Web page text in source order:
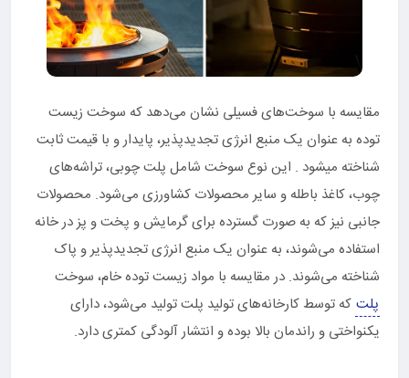
مقایسه با سوخت‌های فسیلی نشان می‌دهد که سوخت زیست
توده به عنوان یک منبع انرژی تجدیدپذیر، پایدار و با قیمت ثابت
شناخته میشود . این نوع سوخت شامل پلت‌ چوبی، تراشه‌های
چوب، کاغذ باطله و سایر محصولات کشاورزی می‌شود. محصولات
جانبی نیز که به صورت گسترده برای گرمایش و پخت و پز در خانه
استفاده می‌شوند، به عنوان یک منبع انرژی تجدیدپذیر و پاک
شناخته می‌شوند. در مقایسه با مواد زیست توده خام، سوخت
پلت که توسط کارخانه‌های تولید پلت تولید می‌شود، دارای
یکنواختی و راندمان بالا بوده و انتشار آلودگی کمتری دارد.